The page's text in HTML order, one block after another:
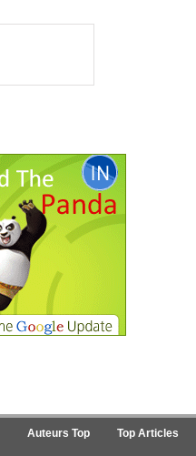
Auteurs Top Top Articles